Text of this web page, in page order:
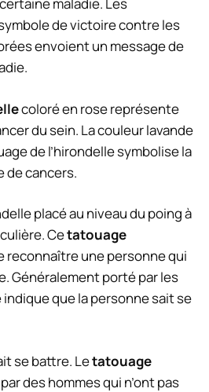
maladie. Les
de victoire contre les
envoient un message de
coloré en rose représente
du sein. La couleur lavande
de l’hirondelle symbolise la
de cancers.
placé au niveau du poing à
Cetatouage
reconnaître une personne qui
Généralement porté par les
que la personne sait se
se battre. Letatouage
des hommes qui n’ont pas